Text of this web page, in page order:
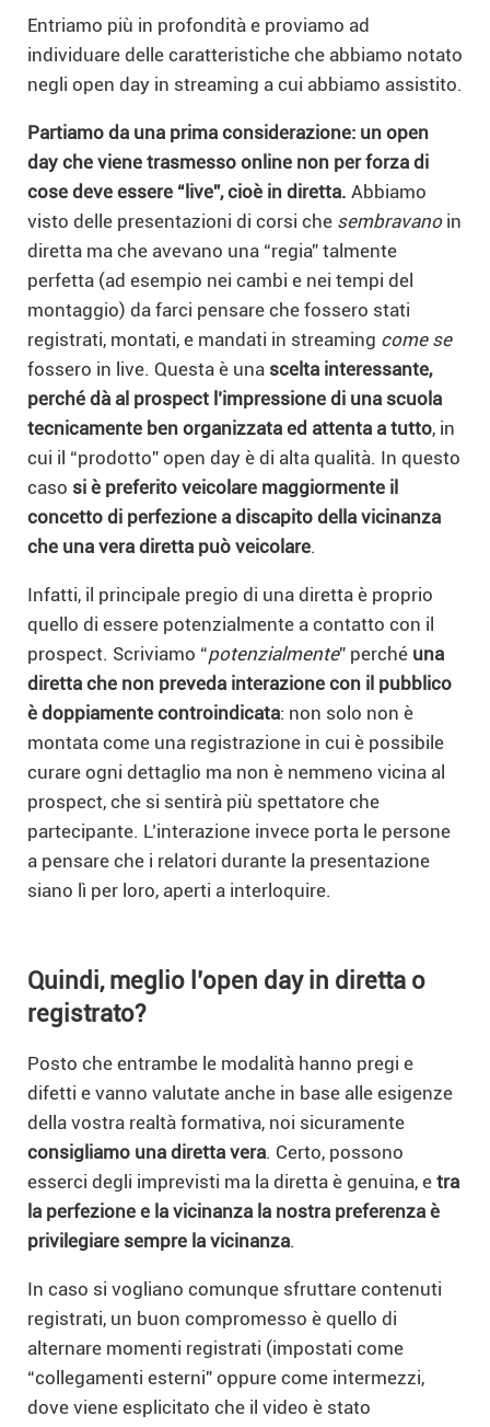
Entriamo più in profondità e proviamo ad
individuare delle caratteristiche che abbiamo notato
negli open day in streaming a cui abbiamo assistito.
Partiamo da una prima considerazione: un open
day che viene trasmesso online non per forza di
cose deve essere “live”, cioè in diretta. Abbiamo
visto delle presentazioni di corsi che sembravanoin
diretta ma che avevano una “regia” talmente
perfetta (ad esempio nei cambi e nei tempi del
montaggio) da farci pensare che fossero stati
registrati, montati, e mandati in streaming come se
fossero in live. Questa è una scelta interessante,
perché dà al prospect l’impressione di una scuola
tecnicamente ben organizzata ed attenta a tutto, in
cui il “prodotto” open day è di alta qualità. In questo
caso si è preferito veicolare maggiormente il
concetto di perfezione a discapito della vicinanza
che una vera diretta può veicolare.
Infatti, il principale pregio di una diretta è proprio
quello di essere potenzialmente a contatto con il
prospect. Scriviamo “potenzialmente” perché una
diretta che non preveda interazione con il pubblico
è doppiamente controindicata: non solo non è
montata come una registrazione in cui è possibile
curare ogni dettaglio ma non è nemmeno vicina al
prospect, che si sentirà più spettatore che
partecipante. L’interazione invece porta le persone
a pensare che i relatori durante la presentazione
siano lì per loro, aperti a interloquire.
Quindi, meglio l’open day in diretta o
registrato?
Posto che entrambe le modalità hanno pregi e
difetti e vanno valutate anche in base alle esigenze
della vostra realtà formativa, noi sicuramente
consigliamo una diretta vera. Certo, possono
esserci degli imprevisti ma la diretta è genuina, e tra
la perfezione e la vicinanza la nostra preferenza è
privilegiare sempre la vicinanza.
In caso si vogliano comunque sfruttare contenuti
registrati, un buon compromesso è quello di
alternare momenti registrati (impostati come
“collegamenti esterni” oppure come intermezzi,
dove viene esplicitato che il video è stato